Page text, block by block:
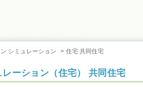
シミュレーション > 住宅 共同住宅
ーション（住宅） 共同住宅